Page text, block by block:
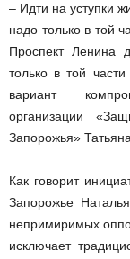
– Идти на уступки
надо только в той
Проспект
только в той
вариант
организации
Запорожья»
Как говорит
Запорожье
непримиримых
исключает